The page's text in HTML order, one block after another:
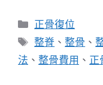
分
類
正骨復位
標
籤
整脊 、整骨 、
法 、 整骨費用 、 正